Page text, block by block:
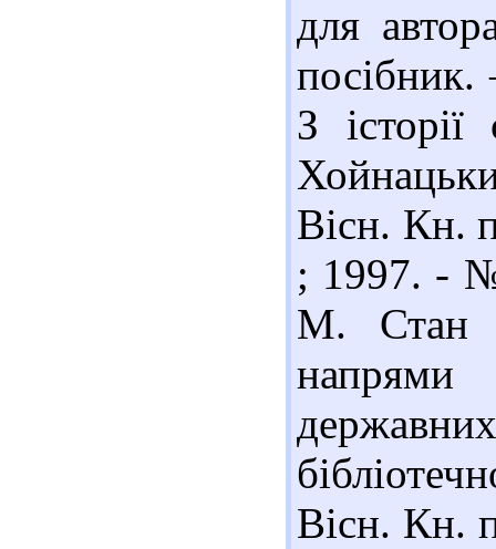
для
посібник.
З
Вісн. Кн.
; 1997. -
М. Стан
напрями
Вісн. Кн.